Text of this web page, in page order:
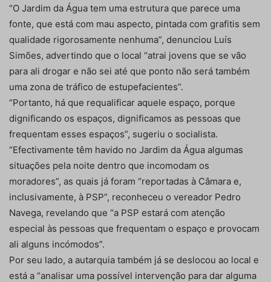
“O Jardim da Água tem uma estrutura que parece uma
fonte, que está com mau aspecto, pintada com grafitis sem
qualidade rigorosamente nenhuma”, denunciou Luís
Simões, advertindo que o local “atrai jovens que se vão
para ali drogar e não sei até que ponto não será também
uma zona de tráfico de estupefacientes”.
“Portanto, há que requalificar aquele espaço, porque
dignificando os espaços, dignificamos as pessoas que
frequentam esses espaços”, sugeriu o socialista.
“Efectivamente têm havido no Jardim da Água algumas
situações pela noite dentro que incomodam os
moradores”, as quais já foram “reportadas à Câmara e,
inclusivamente, à PSP”, reconheceu o vereador Pedro
Navega, revelando que “a PSP estará com atenção
especial às pessoas que frequentam o espaço e provocam
ali alguns incómodos”.
Por seu lado, a autarquia também já se deslocou ao local e
está a “analisar uma possível intervenção para dar alguma